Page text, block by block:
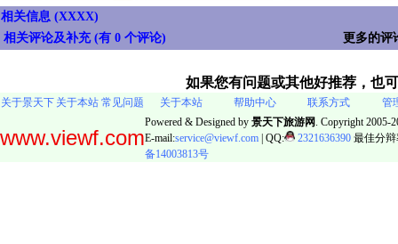
相关信息 (XXXX)
相关评论及补充 (有 0 个评论) 更多的评
如果您有问题或其他好推荐，也
关于景天下 关于本站 常见问题 关于本站 帮助中心 联系方式 管
www.viewf.com
Powered & Designed by 景天下旅游网 . Copyright 2005-
E-mail:service@viewf.com | QQ: 2321636390 最佳分
备14003813号